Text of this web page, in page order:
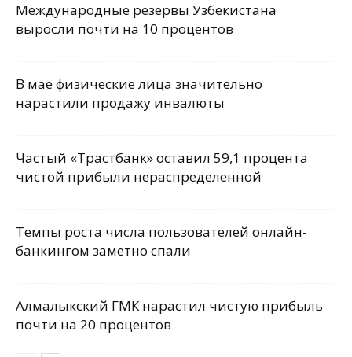
Международные резервы Узбекистана
выросли почти на 10 процентов
В мае физические лица значительно
нарастили продажу инвалюты
Частый «Трастбанк» оставил 59,1 процента
чистой прибыли нераспределенной
Темпы роста числа пользователей онлайн-
банкингом заметно спали
Алмалыкский ГМК нарастил чистую прибыль
почти на 20 процентов